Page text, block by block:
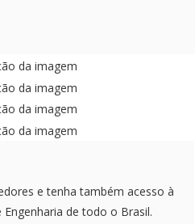
e tenha também acesso à
de todo o Brasil.